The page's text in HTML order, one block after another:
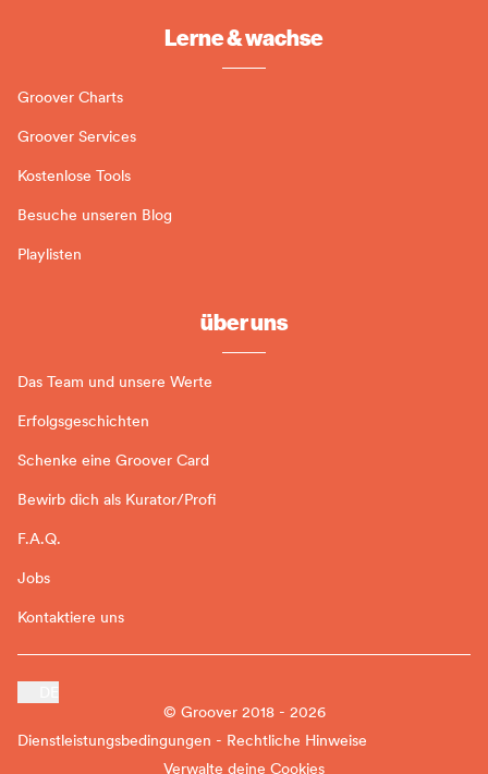
Lerne & wachse
Groover Charts
Groover Services
Kostenlose Tools
Besuche unseren Blog
Playlisten
über uns
Das Team und unsere Werte
Erfolgsgeschichten
Schenke eine Groover Card
Bewirb dich als Kurator/Profi
F.A.Q.
Jobs
Kontaktiere uns
© Groover 2018 - 2026
Dienstleistungsbedingungen - Rechtliche Hinweise
Verwalte deine Cookies